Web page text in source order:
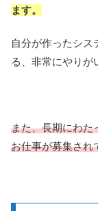
ます。
自分が作ったシス
る、非常にやりが
また、長期にわた
お仕事が募集され